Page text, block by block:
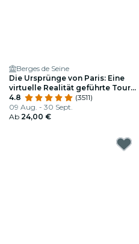
Berges de Seine
Die Ursprünge von Paris: Eine
virtuelle Realität geführte Tour
entlang der Ufer der Seine
4.8
(3511)
09 Aug. - 30 Sept.
Ab 24,00 €